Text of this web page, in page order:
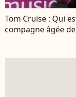
Tom Cruise : Qui
compagne âgée